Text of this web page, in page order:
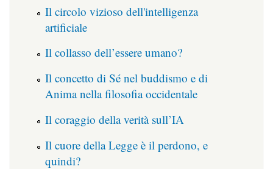
Il circolo vizioso dell'intelligenza
artificiale
Il collasso dell’essere umano?
Il concetto di Sé nel buddismo e di
Anima nella filosofia occidentale
Il coraggio della verità sull’IA
Il cuore della Legge è il perdono, e
quindi?